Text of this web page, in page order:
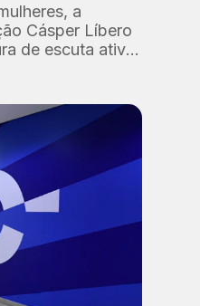
a
Cásper Líbero
de escuta ativa